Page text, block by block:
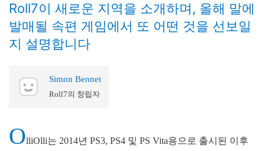
Roll7이 새로운 지역을 소개하며, 올해 말에
발매될 속편 게임에서 또 어떤 것을 선보일
지 설명합니다
Simon Bennet
Roll7의 창립자
OlliOlli는 2014년 PS3, PS4 및 PS Vita용으로 출시된 이후